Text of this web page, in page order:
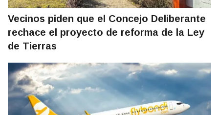
Vecinos piden que el Concejo Deliberante
rechace el proyecto de reforma de la Ley
de Tierras